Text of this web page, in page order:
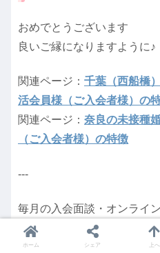
おめでとうございます
良いご縁になりますように♪
関連ページ： 千葉（西船橋
活会員様（ご入会者様）の
関連ページ： 奈良の未接種
（ご入会者様）の特徴
---
毎月の入会面談・オンライ
婚の実績につきましては、
ムなことや過去の情報は
速
ホーム シェア 上へ